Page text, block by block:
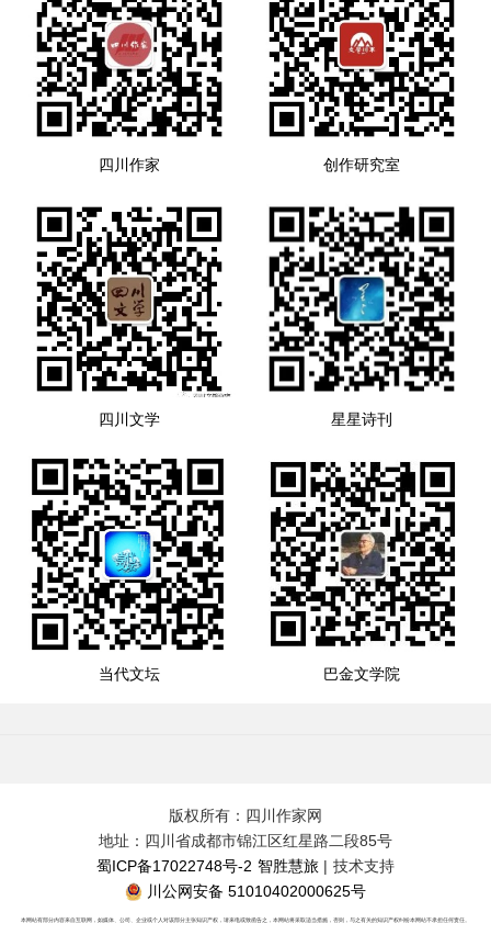
四川作家 创作研究室
四川文学 星星诗刊
当代文坛 巴金文学院
版权所有：四川作家网
地址：四川省成都市锦江区红星路二段85号
蜀ICP备17022748号-2 智胜慧旅| 技术支持
川公网安备 51010402000625号
本网站有部分内容来自互联网，如媒体、公司、企业或个人对该部分主张知识产权，请来电或致函告之，本网站将采取适当措施，否则，与之有关的知识产权纠纷本网站不承担任何责任。